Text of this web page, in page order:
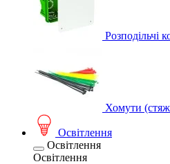
Розподільчі
Хомути
Освітлення
Освітлення
Освітлення